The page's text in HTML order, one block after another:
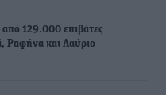
129.000 επιβάτες
Ραφήνα και Λαύριο